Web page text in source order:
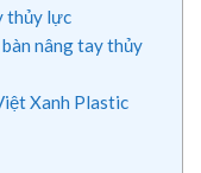
thủy lực
nâng tay thủy
Xanh Plastic